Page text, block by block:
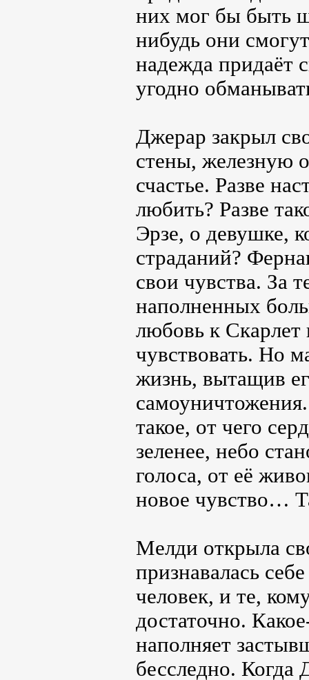
них мог бы быть
нибудь они
надежда придаёт
угодно
Джерар закрыл
стены, железную
счастье. Разве
любить? Разве
Эрзе, о девушке,
страданий?
свои чувства. За
наполненных
любовь к Скарлет
чувствовать. Но
жизнь, вытащив
такое, от чего
зеленее, небо
голоса, от её
новое чувство…
Мелди открыла
признавалась
человек, и те,
достаточно.
наполняет
бесследно. Когда